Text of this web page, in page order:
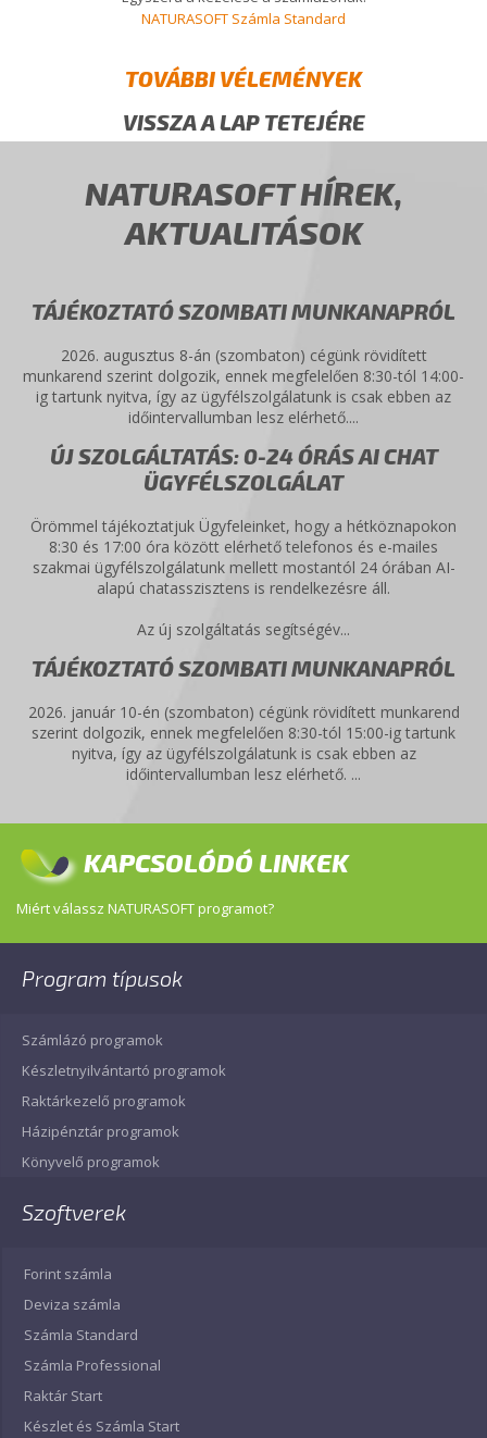
NATURASOFT Számla Standard
TOVÁBBI VÉLEMÉNYEK
VISSZA A LAP TETEJÉRE
NATURASOFT HÍREK,
AKTUALITÁSOK
TÁJÉKOZTATÓ SZOMBATI MUNKANAPRÓL
2026. augusztus 8-án (szombaton) cégünk rövidített
munkarend szerint dolgozik, ennek megfelelően 8:30-tól 14:00-
ig tartunk nyitva, így az ügyfélszolgálatunk is csak ebben az
időintervallumban lesz elérhető....
ÚJ SZOLGÁLTATÁS: 0-24 ÓRÁS AI CHAT
ÜGYFÉLSZOLGÁLAT
Örömmel tájékoztatjuk Ügyfeleinket, hogy a hétköznapokon
8:30 és 17:00 óra között elérhető telefonos és e-mailes
szakmai ügyfélszolgálatunk mellett mostantól 24 órában AI-
alapú chatasszisztens is rendelkezésre áll.
Az új szolgáltatás segítségév...
TÁJÉKOZTATÓ SZOMBATI MUNKANAPRÓL
2026. január 10-én (szombaton) cégünk rövidített munkarend
szerint dolgozik, ennek megfelelően 8:30-tól 15:00-ig tartunk
nyitva, így az ügyfélszolgálatunk is csak ebben az
időintervallumban lesz elérhető. ...
KAPCSOLÓDÓ LINKEK
Miért válassz NATURASOFT programot?
Program típusok
Számlázó programok
Készletnyilvántartó programok
Raktárkezelő programok
Házipénztár programok
Könyvelő programok
Szoftverek
Forint számla
Deviza számla
Számla Standard
Számla Professional
Raktár Start
Készlet és Számla Start